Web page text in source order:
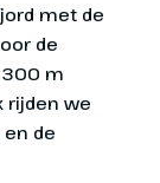
de Trollstigen en de Atlantische Weg. Onderweg doen ...
het
rijden we